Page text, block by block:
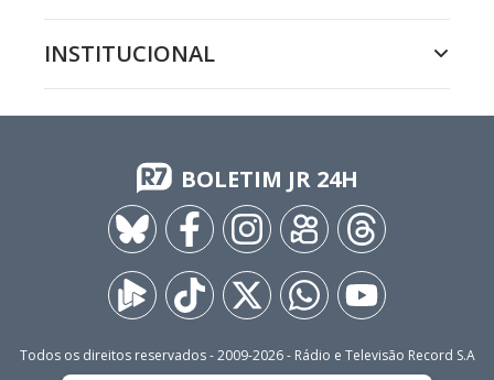
INSTITUCIONAL
BOLETIM JR 24H
Todos os direitos reservados - 2009-2026- Rádio e Televisão Record S.A